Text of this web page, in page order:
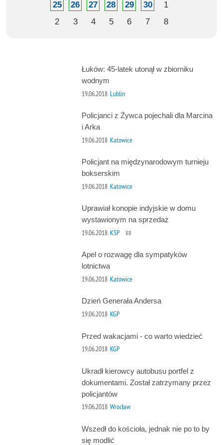
25
26 27 28 29 30
1
2
3 4 5 6 7 8
Łuków: 45-latek utonął w zbiorniku
wodnym
19.06.2018 Lublin
Policjanci z Żywca pojechali dla Marcina
i Arka
19.06.2018 Katowice
Policjant na międzynarodowym turnieju
bokserskim
19.06.2018 Katowice
Uprawiał konopie indyjskie w domu
wystawionym na sprzedaż
19.06.2018 KSP
Apel o rozwagę dla sympatyków
lotnictwa
19.06.2018 Katowice
Dzień Generała Andersa
19.06.2018 KGP
Przed wakacjami - co warto wiedzieć
19.06.2018 KGP
Ukradł kierowcy autobusu portfel z
dokumentami. Został zatrzymany przez
policjantów
19.06.2018 Wrocław
Wszedł do kościoła, jednak nie po to by
się modlić